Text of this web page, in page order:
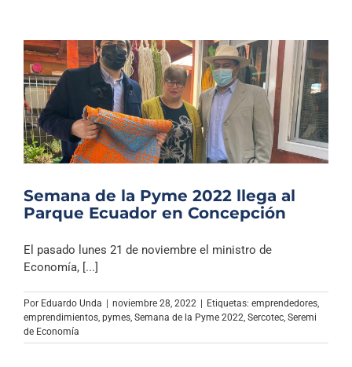
Semana de la Pyme 2022 llega al
Parque Ecuador en Concepción
El pasado lunes 21 de noviembre el ministro de
Economía, [...]
Por Eduardo Unda noviembre 28, 2022 Etiquetas: emprendedores,
emprendimientos, pymes, Semana de la Pyme 2022, Sercotec, Seremi
de Economía